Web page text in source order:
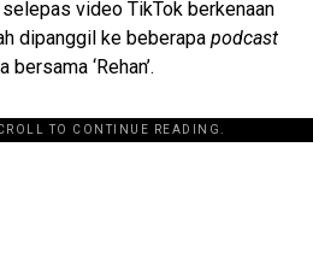
video TikTok berkenaan
dipanggil ke beberapa podcast
‘Rehan’.
TO CONTINUE READING.